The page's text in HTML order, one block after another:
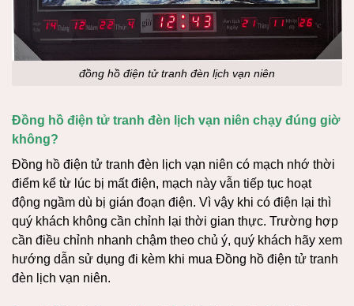
đồng hồ điện tử tranh đèn lịch vạn niên
Đồng hồ điện tử tranh đèn lịch vạn niên chạy đúng giờ
không?
Đồng hồ điện tử tranh đèn lịch vạn niên có mạch nhớ thời
điểm kể từ lúc bị mất điện, mạch này vẫn tiếp tục hoạt
động ngầm dù bị gián đoạn điện. Vì vậy khi có điện lại thì
quý khách không cần chỉnh lại thời gian thực. Trường hợp
cần điều chỉnh nhanh chậm theo chủ ý, quý khách hãy xem
hướng dẫn sử dụng đi kèm khi mua Đồng hồ điện tử tranh
đèn lịch vạn niên.